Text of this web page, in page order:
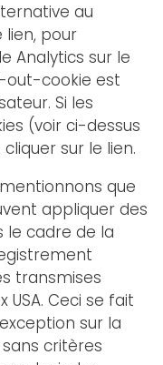
au
lien, pour
Analytics sur le
out-cookie est
Si les
(voir ci-dessus
sur le lien.
que
appliquer des
le cadre de la
transmises
USA. Ceci se fait
sur la
critères